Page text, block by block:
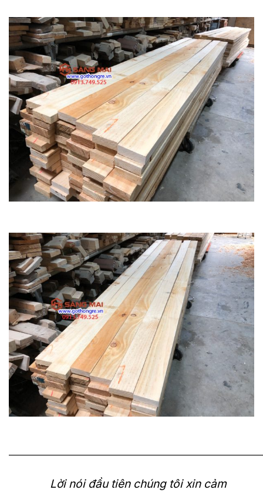
Lời nói đầu tiên chúng tôi xin cảm